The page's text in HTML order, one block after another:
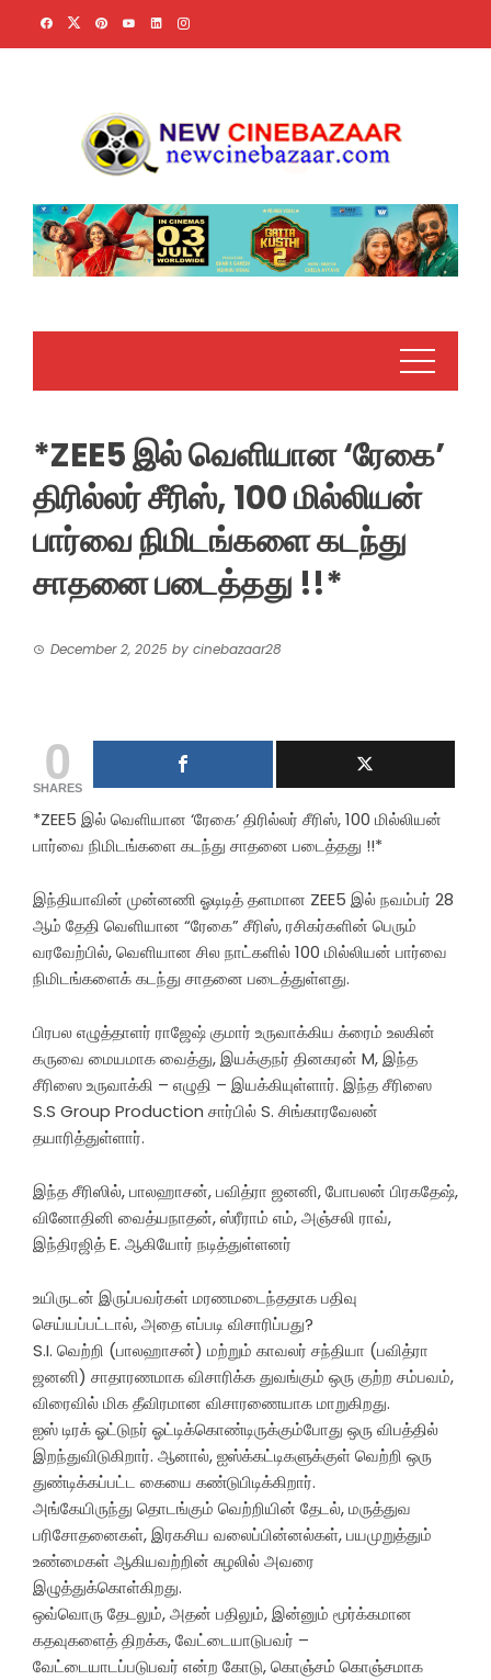
*ZEE5 இல் வெளியான ‘ரேகை’
திரில்லர் சீரிஸ், 100 மில்லியன்
பார்வை நிமிடங்களை கடந்து
சாதனை படைத்தது !!*
December 2, 2025 by cinebazaar28
0
SHARES
*ZEE5 இல் வெளியான ‘ரேகை’ திரில்லர் சீரிஸ், 100 மில்லியன்
பார்வை நிமிடங்களை கடந்து சாதனை படைத்தது !!*
இந்தியாவின் முன்னணி ஓடிடித் தளமான ZEE5 இல் நவம்பர் 28
ஆம் தேதி வெளியான “ரேகை” சீரிஸ், ரசிகர்களின் பெரும்
வரவேற்பில், வெளியான சில நாட்களில் 100 மில்லியன் பார்வை
நிமிடங்களைக் கடந்து சாதனை படைத்துள்ளது.
பிரபல எழுத்தாளர் ராஜேஷ் குமார் உருவாக்கிய க்ரைம் உலகின்
கருவை மையமாக வைத்து, இயக்குநர் தினகரன் M, இந்த
சீரிஸை உருவாக்கி – எழுதி – இயக்கியுள்ளார். இந்த சீரிஸை
S.S Group Production சார்பில் S. சிங்காரவேலன்
தயாரித்துள்ளார்.
இந்த சீரிஸில், பாலஹாசன், பவித்ரா ஜனனி, போபலன் பிரகதேஷ்,
வினோதினி வைத்யநாதன், ஸ்ரீராம் எம், அஞ்சலி ராவ்,
இந்திரஜித் E. ஆகியோர் நடித்துள்ளனர்
உயிருடன் இருப்பவர்கள் மரணமடைந்ததாக பதிவு
செய்யப்பட்டால், அதை எப்படி விசாரிப்பது?
S.I. வெற்றி (பாலஹாசன்) மற்றும் காவலர் சந்தியா (பவித்ரா
ஜனனி) சாதாரணமாக விசாரிக்க துவங்கும் ஒரு குற்ற சம்பவம்,
விரைவில் மிக தீவிரமான விசாரணையாக மாறுகிறது.
ஐஸ் டிரக் ஓட்டுநர் ஓட்டிக்கொண்டிருக்கும்போது ஒரு விபத்தில்
இறந்துவிடுகிறார். ஆனால், ஐஸ்க்கட்டிகளுக்குள் வெற்றி ஒரு
துண்டிக்கப்பட்ட கையை கண்டுபிடிக்கிறார்.
அங்கேயிருந்து தொடங்கும் வெற்றியின் தேடல், மருத்துவ
பரிசோதனைகள், இரகசிய வலைப்பின்னல்கள், பயமுறுத்தும்
உண்மைகள் ஆகியவற்றின் சுழலில் அவரை
இழுத்துக்கொள்கிறது.
ஒவ்வொரு தேடலும், அதன் பதிலும், இன்னும் மூர்க்கமான
கதவுகளைத் திறக்க, வேட்டையாடுபவர் –
வேட்டையாடப்படுபவர் என்ற கோடு, கொஞ்சம் கொஞ்சமாக